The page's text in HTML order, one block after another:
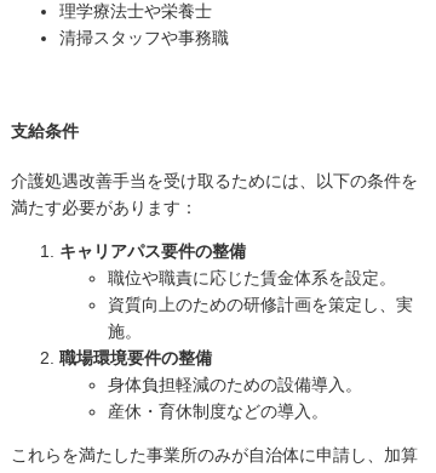
理学療法士や栄養士
清掃スタッフや事務職
支給条件
介護処遇改善手当を受け取るためには、以下の条件を
満たす必要があります：
キャリアパス要件の整備
職位や職責に応じた賃金体系を設定。
資質向上のための研修計画を策定し、実
施。
職場環境要件の整備
身体負担軽減のための設備導入。
産休・育休制度などの導入。
これらを満たした事業所のみが自治体に申請し、加算